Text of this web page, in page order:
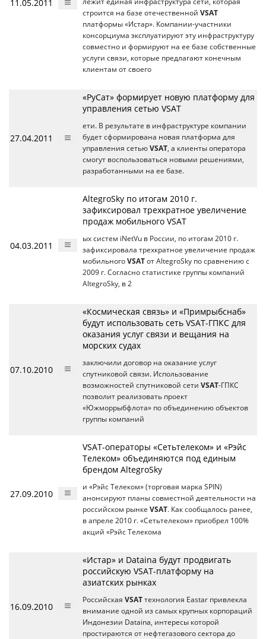
11.05.2011
строится на базе отечественной VSAT
платформы «Истар». Компании-участники
консорциума эксплуатируют эту инфраструктуру
совместно и формируют на ее базе собственные
услуги связи, которые предлагают конечным
клиентам от своего
27.04.2011
«РуСат» формирует новую платформу для
управления сетью VSAT
ети. В результате в инфраструктуре компании
будет сформирована новая платформа для
управления сетью VSAT, а клиенты оператора
смогут воспользоваться новыми решениями,
разработанными на ее базе.
04.03.2011
AltegroSky по итогам 2010 г.
зафиксировал трехкратное увеличение
продаж мобильного VSAT
ых систем iNetVu в России, по итогам 2010 г.
зафиксировала трехкратное увеличение продаж
мобильного VSAT от AltegroSky по сравнению с
2009 г. Согласно статистике группы компаний
AltegroSky, в 2
07.10.2010
«Космическая связь» и «Примрыбснаб»
будут использовать сеть VSAT-ГПКС для
оказания услуг связи и вещания на
морских судах
заключили договор на оказание услуг
спутниковой связи. Использование
возможностей спутниковой сети VSAT-ГПКС
позволит реализовать проект
«Южморрыбфлота» по объединению объектов
группы компаний
27.09.2010
VSAT-операторы «Сетьтелеком» и «Рэйс
Телеком» объединяются под единым
брендом AltegroSky
и «Рэйс Телеком» (торговая марка SPIN)
анонсируют планы совместной деятельности на
российском рынке VSAT. Как сообщалось ранее,
в апреле 2010 г. «Сетьтелеком» приобрел 100%
акций «Рэйс Телекома
16.09.2010
«Истар» и Dataina будут продвигать
российскую VSAT-платформу на
азиатских рынках
Российская VSAT технология Eastar привлекла
внимание одной из самых крупных корпораций
Индонезии Dataina, интересы которой
простираются от нефтегазового сектора до